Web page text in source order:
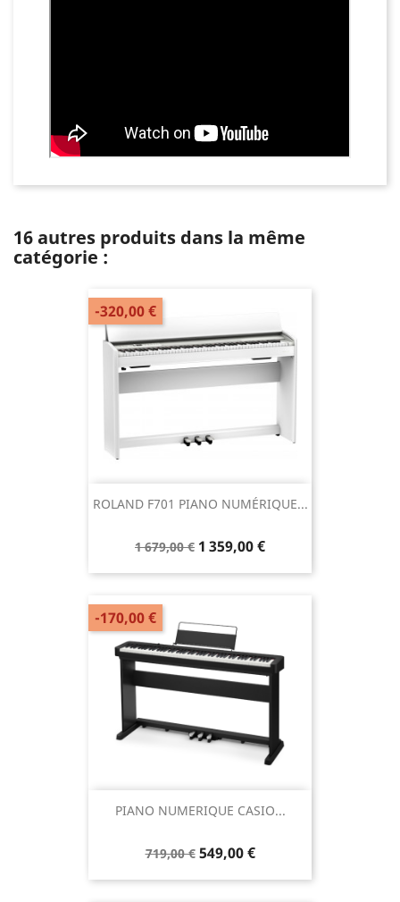
16 autres produits dans la même
catégorie :
ROLAND F701 PIANO NUMÉRIQUE...
1 679,00 € 1 359,00 €
-320,00 €
PIANO NUMERIQUE CASIO...
719,00 € 549,00 €
-170,00 €